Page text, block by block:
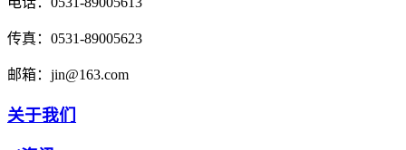
传真： 0531-89005623
邮箱： jin@163.com
关于我们